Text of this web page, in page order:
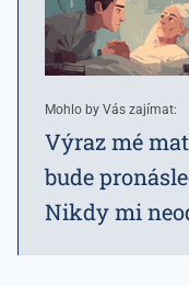
Mohlo by Vás zajímat:
Výraz mé
bude
Nikdy mi